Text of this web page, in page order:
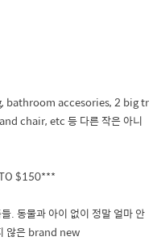
bathroom accesories, 2 big tr
chair, etc 등 다른 작은 아니
$150***
. 동물과 아이 없이 정말 얼마 안
않은 brand new